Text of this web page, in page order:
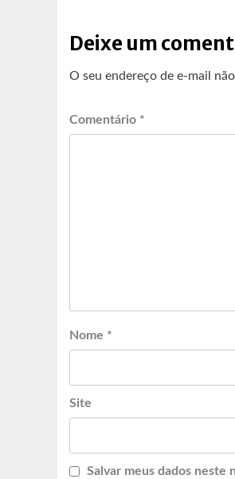
Deixe um
O seu endereço de e-mail
Comentário *
Nome *
Site
Salvar meus dados neste